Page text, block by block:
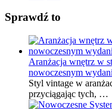
Sprawdź to
Aranżacja wnętrz w
nowoczesnym
Styl vintage w
przyciągając tych, …